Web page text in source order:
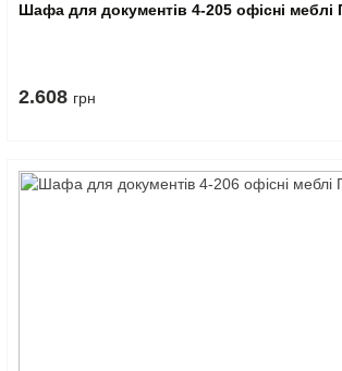
Шафа для документів 4-205 офісні меблі
2.608 грн